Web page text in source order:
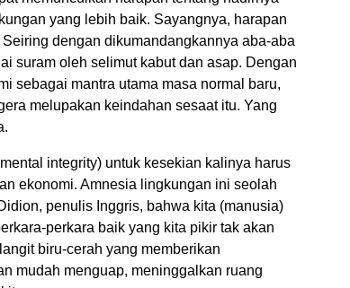
yang lebih baik. Sayangnya, harapan
dengan dikumandangkannya aba-aba
suram oleh selimut kabut dan asap. Dengan
sebagai mantra utama masa normal baru,
melupakan keindahan sesaat itu. Yang
integrity) untuk kesekian kalinya harus
ekonomi. Amnesia lingkungan ini seolah
penulis Inggris, bahwa kita (manusia)
perkara baik yang kita pikir tak akan
biru-cerah yang memberikan
mudah menguap, meninggalkan ruang